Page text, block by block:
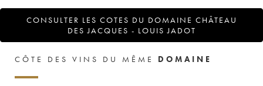
CONSULTER LES COTES DU DOMAINE CHÂTEAU
DES JACQUES - LOUIS JADOT
CÔTE DES VINS DU MÊME DOMAINE